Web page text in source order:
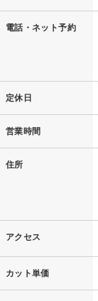
電話・ネット予約
定休日
営業時間
住所
アクセス
カット単価